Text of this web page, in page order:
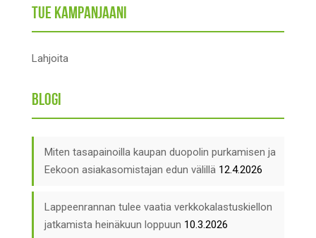
Tue kampanjaani
Lahjoita
Blogi
Miten tasapainoilla kaupan duopolin purkamisen ja
Eekoon asiakasomistajan edun välillä 12.4.2026
Lappeenrannan tulee vaatia verkkokalastuskiellon
jatkamista heinäkuun loppuun 10.3.2026